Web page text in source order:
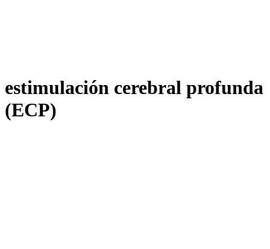
estimulación cerebral profunda
(ECP)